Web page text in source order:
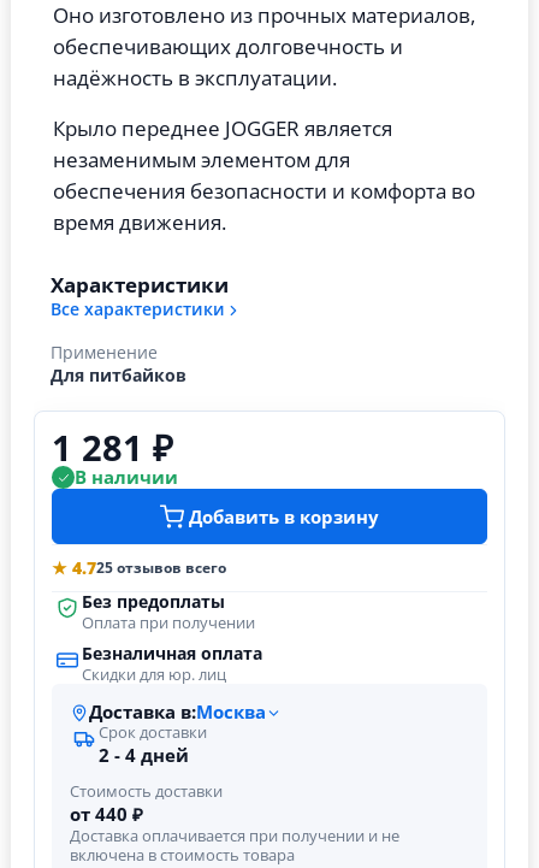
Оно изготовлено из прочных материалов,
обеспечивающих долговечность и
надёжность в эксплуатации.
Крыло переднее JOGGER является
незаменимым элементом для
обеспечения безопасности и комфорта во
время движения.
Характеристики
Все характеристики
Применение
Для питбайков
1 281 ₽
В наличии
Добавить в корзину
★ 4.725 отзывов всего
Без предоплаты
Оплата при получении
Безналичная оплата
Скидки для юр. лиц
Доставка в:Москва
Срок доставки
2 - 4 дней
Стоимость доставки
от 440 ₽
Доставка оплачивается при получении и не
включена в стоимость товара